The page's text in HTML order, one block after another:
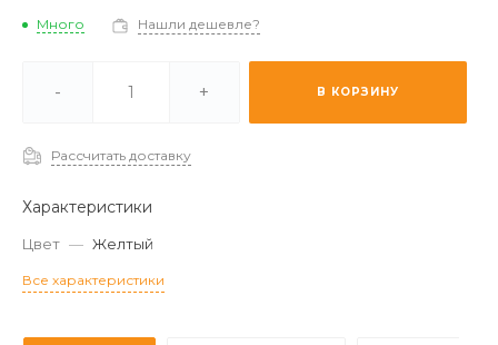
Много Нашли дешевле?
- + В КОРЗИНУ
Рассчитать доставку
Характеристики
Цвет — Желтый
Все характеристики